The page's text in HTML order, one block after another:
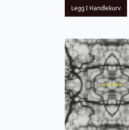
Legg I Handlekurv